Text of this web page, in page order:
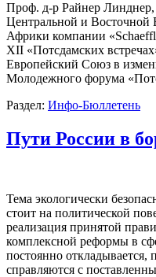
Проф. д-р Райнер Линднер,
Центральной и Восточной
Африки компании
XII «Потсдамских
Европейский Союз в
Молодежного форума
Раздел: Инфо-Бюллетень
Пути России в
Тема экологически
стоит на политической
реализация принятой
комплексной реформы в
постоянно откладывается,
справляются с